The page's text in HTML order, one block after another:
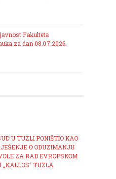
Fakulteta
za dan 08.07.2026.
U TUZLI PONIŠTIO KAO
O ODUZIMANJU
ZA RAD EVROPSKOM
TUZLA